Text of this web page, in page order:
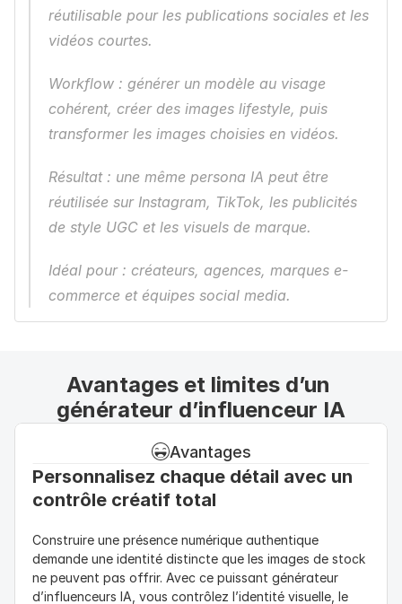
réutilisable pour les publications sociales et les
vidéos courtes.
Workflow : générer un modèle au visage
cohérent, créer des images lifestyle, puis
transformer les images choisies en vidéos.
Résultat : une même persona IA peut être
réutilisée sur Instagram, TikTok, les publicités
de style UGC et les visuels de marque.
Idéal pour : créateurs, agences, marques e-
commerce et équipes social media.
Avantages et limites d’un
générateur d’influenceur IA
Avantages
Personnalisez chaque détail avec un
contrôle créatif total
Construire une présence numérique authentique
demande une identité distincte que les images de stock
ne peuvent pas offrir. Avec ce puissant générateur
d’influenceurs IA, vous contrôlez l’identité visuelle, le